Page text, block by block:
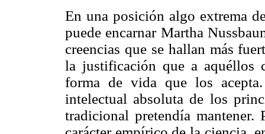
En una posición algo extrema
puede encarnar Martha
creencias que se hallan más
la justificación que a aquéllos
forma de vida que los
intelectual absoluta de los
tradicional pretendía